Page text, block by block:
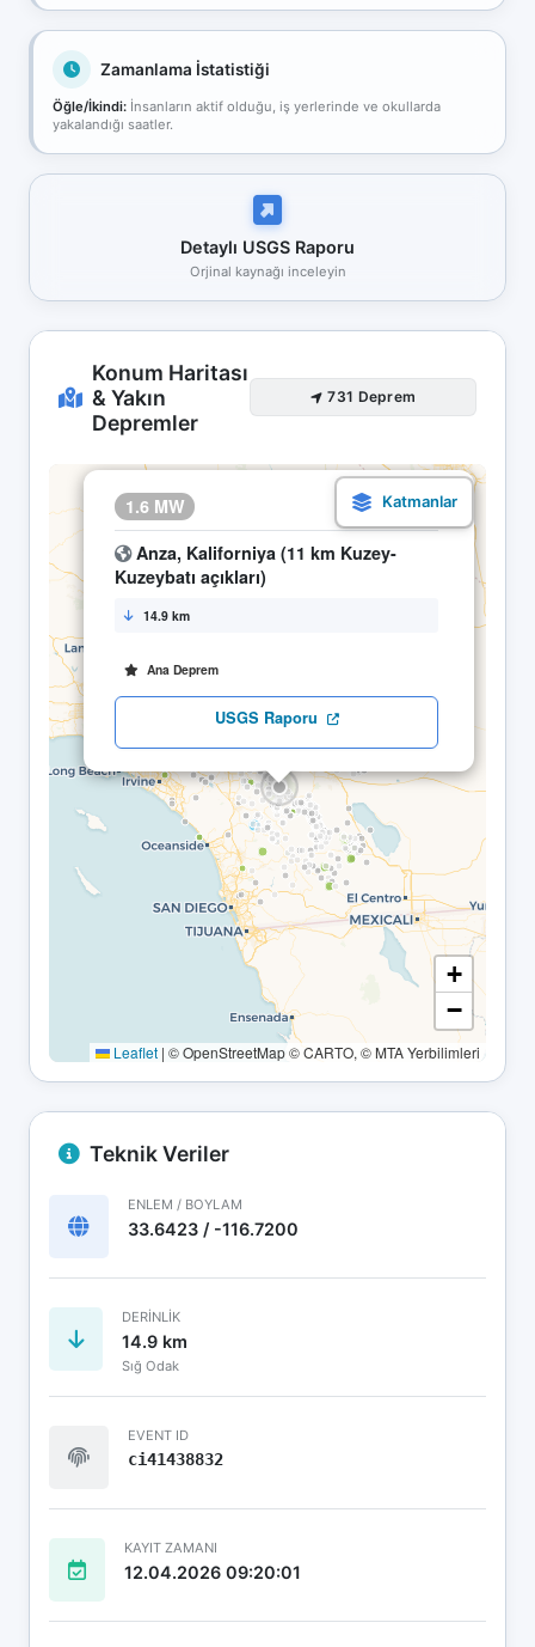
Zamanlama İstatistiği
Öğle/İkindi: İnsanların aktif olduğu, iş yerlerinde ve okullarda
yakalandığı saatler.
Detaylı USGS Raporu
Orjinal kaynağı inceleyin
Konum Haritası
& Yakın
Depremler
731 Deprem
1.6 MW 12.04 12:16
Anza, Kaliforniya (11 km Kuzey-
Kuzeybatı açıkları)
14.9 km
Ana Deprem
USGS Raporu
×
+
−
Leaflet | © OpenStreetMap © CARTO, © MTA Yerbilimleri
Teknik Veriler
ENLEM / BOYLAM
33.6423 / -116.7200
DERINLIK
14.9 km
Sığ Odak
EVENT ID
ci41438832
KAYIT ZAMANI
12.04.2026 09:20:01